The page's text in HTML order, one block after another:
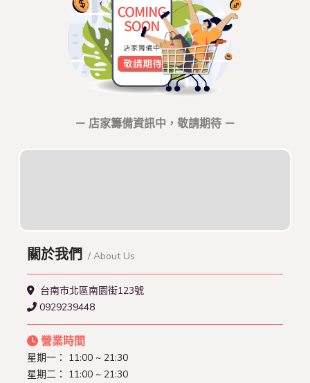
－ 店家籌備資訊中，敬請期待 －
關於我們 / About Us
台南市北區南園街123號
0929239448
營業時間
星期一： 11:00 ~ 21:30
星期二： 11:00 ~ 21:30